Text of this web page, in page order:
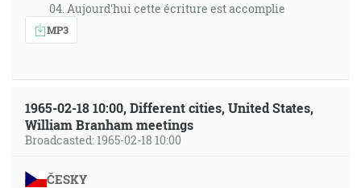
04. Aujourd'hui cette écriture est accomplie
MP3
1965-02-18 10:00, Different cities, United States,
William Branham meetings
Broadcasted: 1965-02-18 10:00
ČESKY